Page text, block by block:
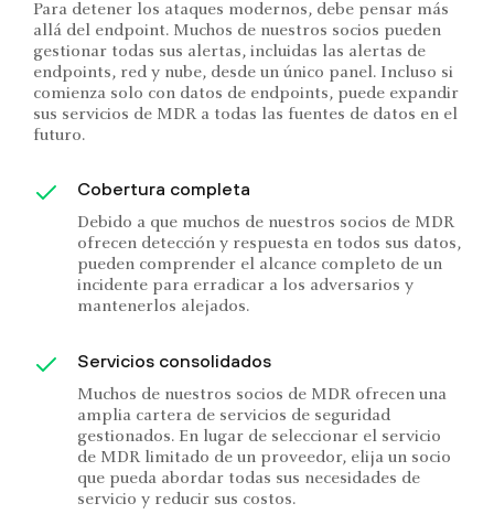
Para detener los ataques modernos, debe pensar más
allá del endpoint. Muchos de nuestros socios pueden
gestionar todas sus alertas, incluidas las alertas de
endpoints, red y nube, desde un único panel. Incluso si
comienza solo con datos de endpoints, puede expandir
sus servicios de MDR a todas las fuentes de datos en el
futuro.
Cobertura completa
Debido a que muchos de nuestros socios de MDR
ofrecen detección y respuesta en todos sus datos,
pueden comprender el alcance completo de un
incidente para erradicar a los adversarios y
mantenerlos alejados.
Servicios consolidados
Muchos de nuestros socios de MDR ofrecen una
amplia cartera de servicios de seguridad
gestionados. En lugar de seleccionar el servicio
de MDR limitado de un proveedor, elija un socio
que pueda abordar todas sus necesidades de
servicio y reducir sus costos.